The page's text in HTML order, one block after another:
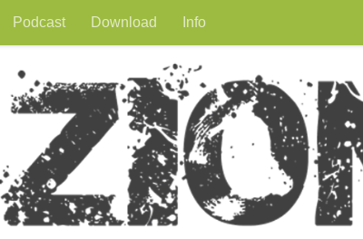
Podcast Download Info